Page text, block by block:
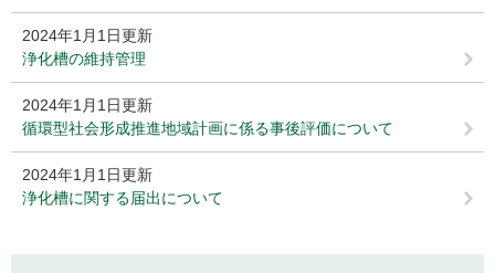
2024年1月1日更新
浄化槽の維持管理
2024年1月1日更新
循環型社会形成推進地域計画に係る事後評価について
2024年1月1日更新
浄化槽に関する届出について